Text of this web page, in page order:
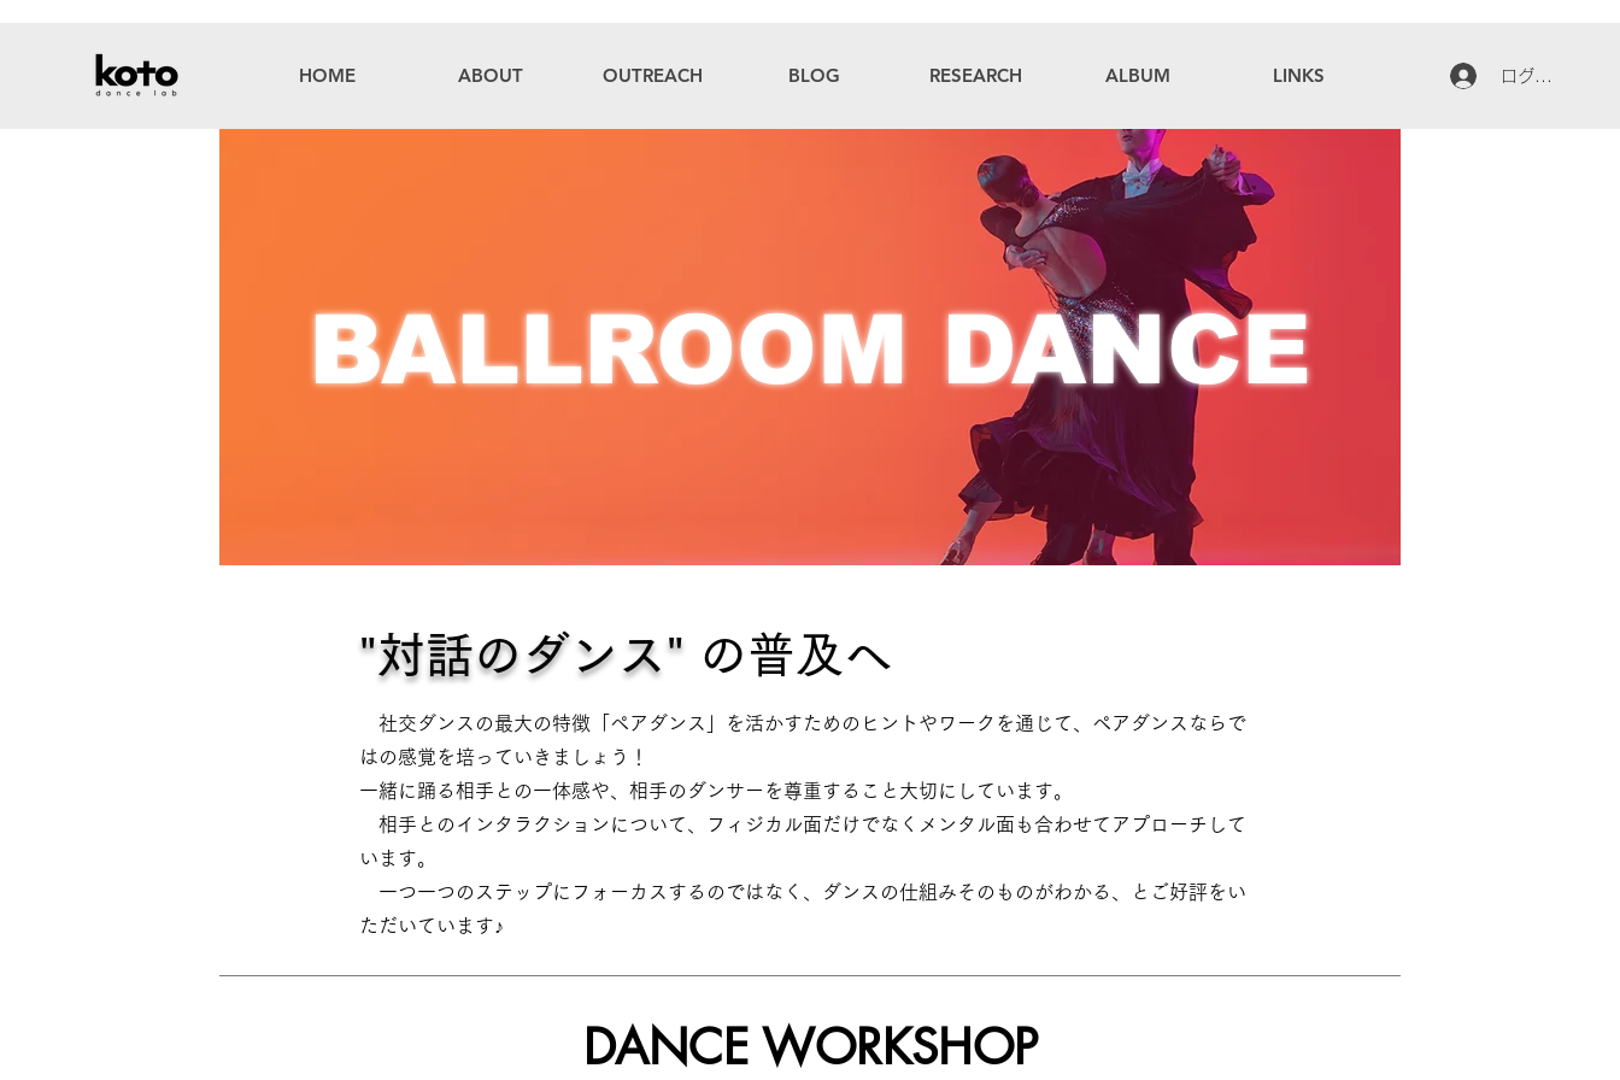
HOME ABOUT OUTREACH BLOG RESEARCH ALBUM LINKS ログイン
BALLROOM DANCE
"対話のダンス" の普及へ
社交ダンスの最大の特徴「ペアダンス」を活かすためのヒントやワークを通じて、ペアダンスならで
はの感覚を培っていきましょう！
一緒に踊る相手との一体感や、相手のダンサーを尊重すること大切にしています。
相手とのインタラクションについて、フィジカル面だけでなくメンタル面も合わせてアプローチして
います。
一つ一つのステップにフォーカスするのではなく、ダンスの仕組みそのものがわかる、とご好評をい
ただいています♪
DANCE WORKSHOP